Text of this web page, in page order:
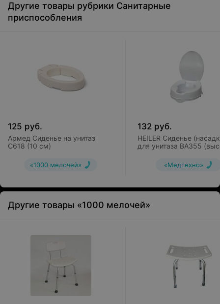
Другие товары рубрики Санитарные
приспособления
125 руб.
Армед Сиденье на унитаз
C618 (10 см)
«1000 мелочей»
132 руб.
HEILER Сиденье
для унитаза BA355
«Медтехно»
Другие товары «1000 мелочей»